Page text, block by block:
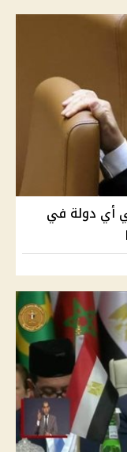
أي دولة في